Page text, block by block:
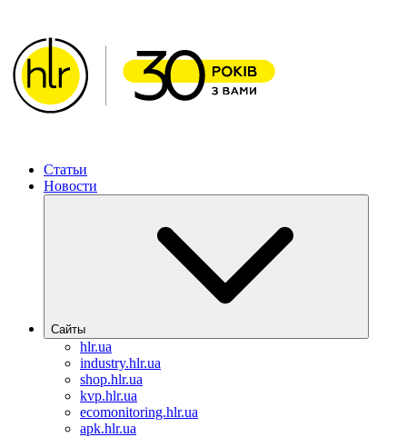
Статьи
Новости
Сайты
hlr.ua
industry.hlr.ua
shop.hlr.ua
kvp.hlr.ua
ecomonitoring.hlr.ua
apk.hlr.ua